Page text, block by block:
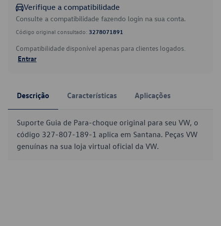
Verifique a compatibilidade
Consulte a compatibilidade fazendo login na sua conta.
Código original consultado: 3278071891
Compatibilidade disponível apenas para clientes logados.
Entrar
Descrição Características Aplicações
Suporte Guia de Para-choque original para seu VW, o
código 327-807-189-1 aplica em Santana. Peças VW
genuínas na sua loja virtual oficial da VW.